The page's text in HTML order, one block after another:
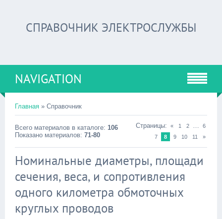
СПРАВОЧНИК ЭЛЕКТРОСЛУЖБЫ
NAVIGATION
Главная » Справочник
Всего материалов в каталоге: 106
Показано материалов: 71-80
Страницы: « 1 2 …
6
7
8 9 10 11 »
Номинальные диаметры, площади
сечения, веса, и сопротивления
одного километра обмоточных
круглых проводов